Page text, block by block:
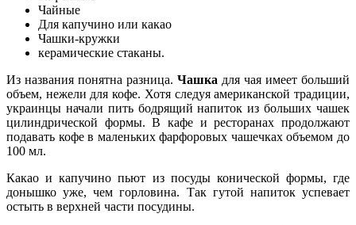
Чайные
Для капучино или какао
Чашки-кружки
керамические стаканы.
Из названия понятна разница. Чашка для чая имеет больший
объем, нежели для кофе. Хотя следуя американской традиции,
украинцы начали пить бодрящий напиток из больших чашек
цилиндрической формы. В кафе и ресторанах продолжают
подавать кофе в маленьких фарфоровых чашечках объемом до
100 мл.
Какао и капучино пьют из посуды конической формы, где
донышко уже, чем горловина. Так гутой напиток успевает
остыть в верхней части посудины.